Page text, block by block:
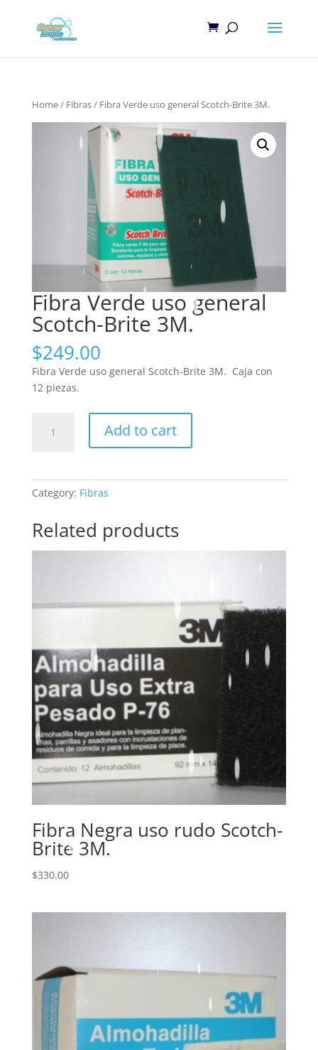
Home/ Fibras/ Fibra Verde uso general Scotch-Brite 3M.
Fibra Verde uso general
Scotch-Brite 3M.
$249.00
Fibra Verde uso general Scotch-Brite 3M. Caja con
12 piezas.
Verde
Brite
quantity
Add to cart
Category: Fibras
Related products
Fibra Negra uso rudo Scotch-
Brite 3M.
$330.00